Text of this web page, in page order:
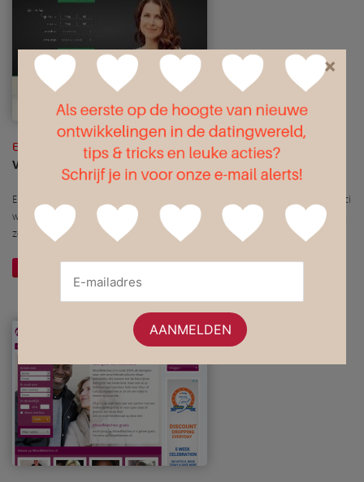
EliteDating.nl
Voor singles op niveau
EliteDating.nl is een datingsite voor singles op niveau. Hbo’ers en academici
worden aan de hand van een speciale matchingmethode geholpen bij hun
zoektocht naar een geschikte partner.
×